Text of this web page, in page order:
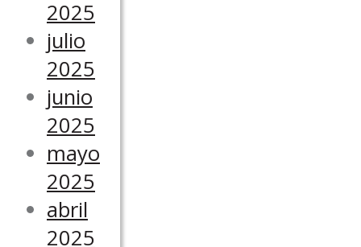
2025
julio
2025
junio
2025
mayo
2025
abril
2025